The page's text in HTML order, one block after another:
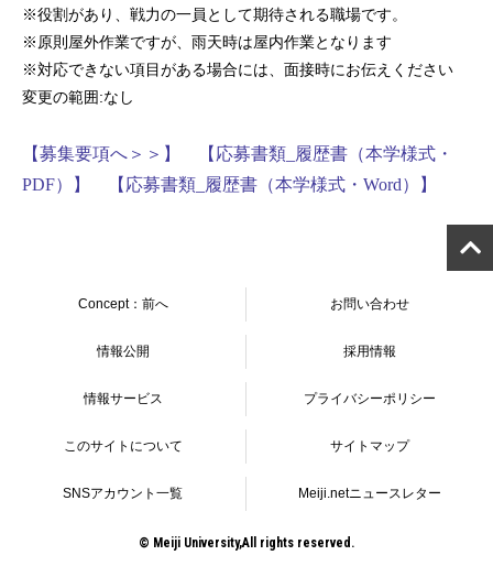
※役割があり、戦力の一員として期待される職場です。
※原則屋外作業ですが、雨天時は屋内作業となります
※対応できない項目がある場合には、面接時にお伝えください
変更の範囲:なし
【募集要項へ＞＞】 【応募書類_ 履歴書（本学様式・
PDF）】 【応募書類_ 履歴書（本学様式・Word）】
Concept：前へ お問い合わせ
情報公開 採用情報
情報サービス プライバシーポリシー
このサイトについて サイトマップ
SNSアカウント一覧 Meiji.netニュースレター
© Meiji University,All rights reserved.